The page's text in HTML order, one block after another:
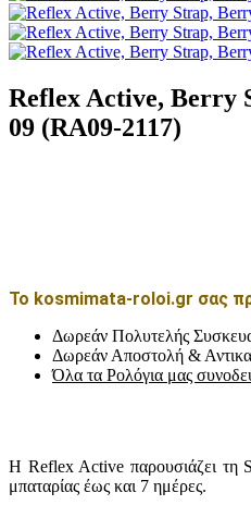
Reflex Active, Berry
09 (RA09-2117)
Το kosmimata-roloi.gr σας
Δωρεάν Πολυτελής
Δωρεάν Αποστολή &
Όλα τα Ρολόγια μας
Η Reflex Active παρουσιάζει τη
μπαταρίας έως και 7 ημέρες.